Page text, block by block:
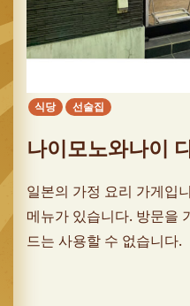
식당 선술집
나이모노와나이
일본의 가정 요리 가게입
메뉴가 있습니다. 방문을
드는 사용할 수 없습니다.